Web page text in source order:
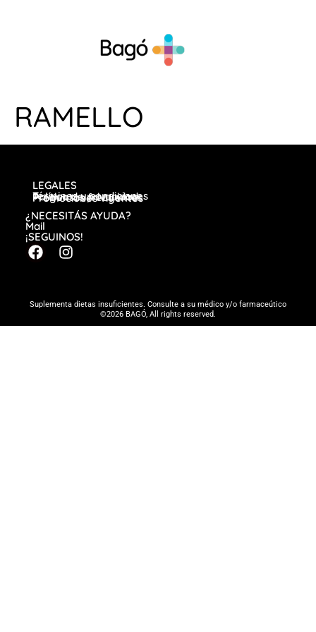
RAMELLO
LEGALES
Términos y condiciones
Política de privacidad
Preguntas frecuentes
Promociones vigentes
¿NECESITÁS AYUDA?
Mail
¡SEGUINOS!
Suplementa dietas insuficientes. Consulte a su médico y/o farmaceútico
©2026 BAGÓ, All rights reserved.